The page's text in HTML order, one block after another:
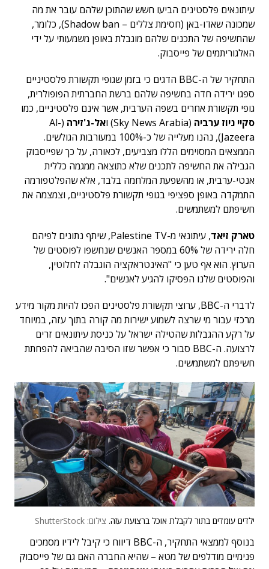
עיתונאים פלסטינים הביעו חשש שהתוכן שלהם עובר את מה
שמכונה שאדו-באן (חסימת צללים – Shadow ban), כלומר,
שהחשיפה של התכנים שלהם מוגבלת באופן משמעותי על ידי
האלגוריתמים של פייסבוק.
התחקיר של ה-BBC הדגים כי בזמן שגופי תקשורת פלסטיניים
ספגו ירידה חדה בחשיפה שלהם ברשת החברתית הפופולרית,
גופי תקשורת אחרים בשפה הערבית, אשר אינם פלסטיניים, כמו
סקיי ניוז ערביה (Sky News Arabia) ואל-ג'זירה (Al-
Jazeera), נהנו מעלייה של כ-100% במעורבות הגולשים.
הממצאים המסוימים הללו מצביעים, לכאורה, על כך שפייסבוק
הגבילה את החשיפה לתכנים שלא כתוצאה ממגמה כללית
אנטי-ערבית, או מהשפעת המלחמה בלבד, אלא שהפלטפורמה
התמקדה באופן ספציפי בגופי תקשורת פלסטיניים, וצמצמה את
חשיפתם למשתמשים.
טארק זיאד
, עיתונאי מ-Palestine TV, שיתף נתונים לפיהם
חלה ירידה של 60% במספר האנשים שנחשפו לפוסטים של
הערוץ. הוא אף טען כי "האינטראקציה הוגבלה לחלוטין,
והפוסטים שלנו הפסיקו להגיע לאנשים".
לדברי ה-BBC, ערוצי תקשורת פלסטינים הפכו להיות מקור מידע
מרכזי עבור מי שרצה לשמוע ישירות מה קורה בתוך עזה, במיוחד
על רקע ההגבלות שהטילה ישראל על כניסת עיתונאים זרים
לרצועה. ה-BBC סבור כי אפשר שזו הסיבה שהביאה להפחתת
חשיפתם למשתמשים.
ילדים עומדים בתור לקבלת אוכל ברצועת עזה. צילום: ShutterStock
בנוסף לממצאי התחקיר, ה-BBC דיווח כי קיבל לידיו מסמכים
פנימיים מודלפים של מטא – שהיא החברה האם גם של פייסבוק